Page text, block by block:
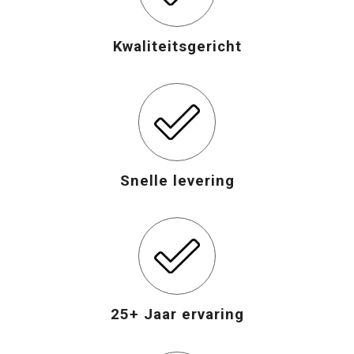
Kwaliteitsgericht
Snelle levering
25+ Jaar ervaring